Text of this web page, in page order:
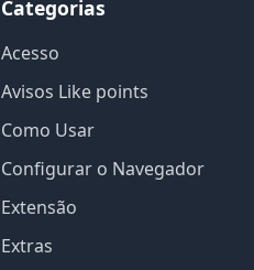
Categorias
Acesso
Avisos Like points
Como Usar
Configurar o Navegador
Extensão
Extras